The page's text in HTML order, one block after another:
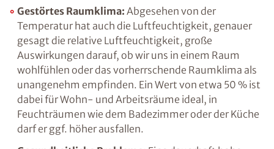
wie Nitrate, Sulfate oder Chloride in den
Baustoffporen kristallisieren. Bei Holz- und
Stahldecken besteht wiederum die Gefahr von
Fäulnis und Korrosion, da Feuchtigkeit nicht
nur das Wachstum von Schimmelpilzen,
sondern auch die Verbreitung von Sporen
begünstigt.
Gestörtes Raumklima: Abgesehen von der
Temperatur hat auch die Luftfeuchtigkeit,